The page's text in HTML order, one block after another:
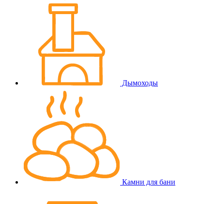
Дымоходы
Камни для бани